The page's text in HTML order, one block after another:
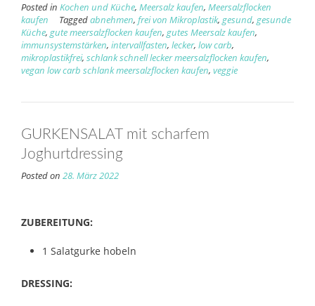
Posted in Kochen und Küche, Meersalz kaufen, Meersalzflocken
kaufen
Taggedabnehmen, frei von Mikroplastik, gesund, gesunde
Küche, gute meersalzflocken kaufen, gutes Meersalz kaufen,
immunsystemstärken, intervallfasten, lecker, low carb,
mikroplastikfrei, schlank schnell lecker meersalzflocken kaufen,
vegan low carb schlank meersalzflocken kaufen, veggie
GURKENSALAT mit scharfem
Joghurtdressing
Posted on 28. März 2022
ZUBEREITUNG:
1 Salatgurke hobeln
DRESSING: